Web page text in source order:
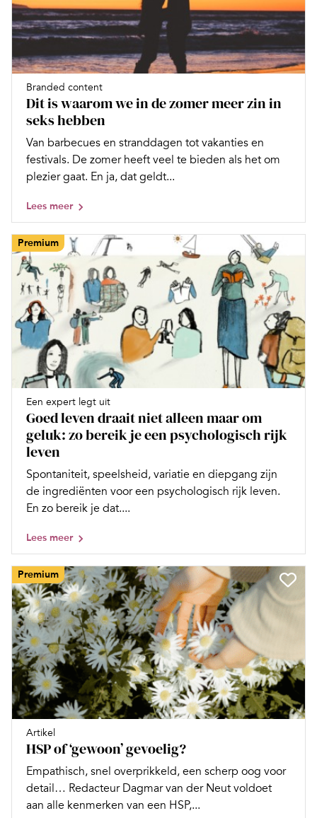
Branded content
Dit is waarom we in de zomer meer zin in
seks hebben
Van barbecues en stranddagen tot vakanties en
festivals. De zomer heeft veel te bieden als het om
plezier gaat. En ja, dat geldt...
Lees meer
Premium
Een expert legt uit
Goed leven draait niet alleen maar om
geluk: zo bereik je een psychologisch rijk
leven
Spontaniteit, speelsheid, variatie en diepgang zijn
de ingrediënten voor een psychologisch rijk leven.
En zo bereik je dat....
Lees meer
Premium
Artikel
HSP of ‘gewoon’ gevoelig?
Empathisch, snel overprikkeld, een scherp oog voor
detail… Redacteur Dagmar van der Neut voldoet
aan alle kenmerken van een HSP,...